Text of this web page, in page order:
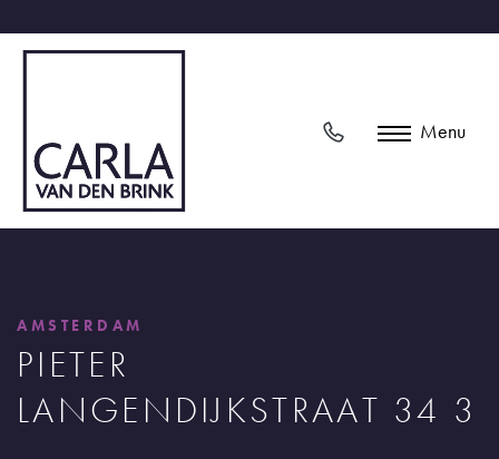
Menu
AMSTERDAM
PIETER
LANGENDIJKSTRAAT 34 3